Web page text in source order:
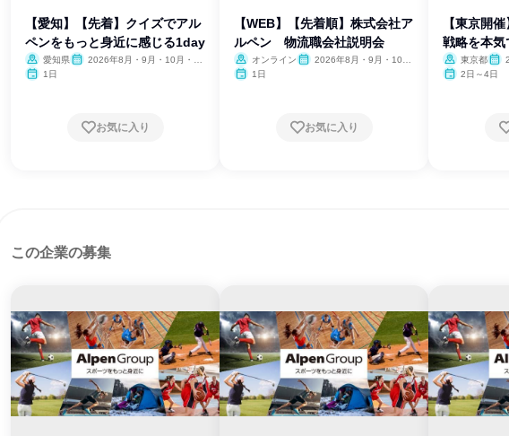
【愛知】【先着】クイズでアル
ペンをもっと身近に感じる1day
愛知県
2026年8月・9月・10月・11
1日
お気に入り
【WEB】【先着順】株式会社ア
ルペン 物流職会社説明会
オンライン
2026年8月・9月・10
1日
お気に入り
【東京開
戦略を本
東京都
2日～4日
この企業の募集